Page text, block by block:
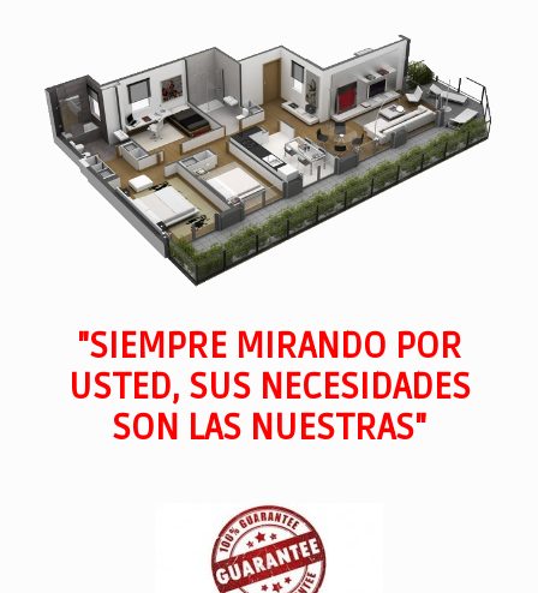
"SIEMPRE MIRANDO POR
USTED, SUS NECESIDADES
SON LAS NUESTRAS"